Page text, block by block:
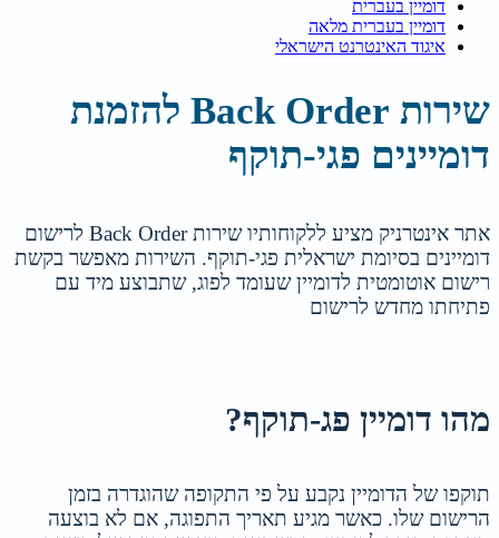
דומיין בעברית
דומיין בעברית מלאה
איגוד האינטרנט הישראלי
שירות Back Order להזמנת
דומיינים פגי-תוקף
אתר אינטרניק מציע ללקוחותיו שירות Back Order לרישום
דומיינים בסיומת ישראלית פגי-תוקף. השירות מאפשר בקשת
רישום אוטומטית לדומיין שעומד לפוג, שתבוצע מיד עם
פתיחתו מחדש לרישום
מהו דומיין פג-תוקף?
תוקפו של הדומיין נקבע על פי התקופה שהוגדרה בזמן
הרישום שלו. כאשר מגיע תאריך התפוגה, אם לא בוצעה